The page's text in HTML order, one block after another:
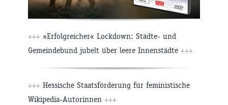
+++ »Erfolgreicher« Lockdown: Städte- und
Gemeindebund jubelt über leere Innenstädte +++
+++ Hessische Staatsförderung für feministische
Wikipedia-Autorinnen +++